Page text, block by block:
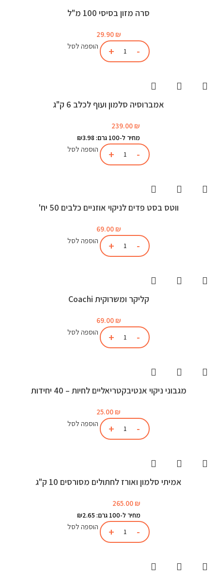
סרה מזון בסיסי 100 מ"ל
29.90 ₪
הוספה לסל
אמברוסיה סלמון ועוף לכלב 6 ק"ג
239.00 ₪
מחיר ל-100 גרם: ₪3.98
הוספה לסל
ווטס בסט פדים לניקוי אוזניים כלבים 50 יח'
69.00 ₪
הוספה לסל
קליקר ומשרוקית Coachi
69.00 ₪
הוספה לסל
מגבוני ניקוי אנטיבקטריאליים לחיות – 40 יחידות
25.00 ₪
הוספה לסל
אמיתי סלמון ואורז לחתולים מסורסים 10 ק"ג
265.00 ₪
מחיר ל-100 גרם: ₪2.65
הוספה לסל